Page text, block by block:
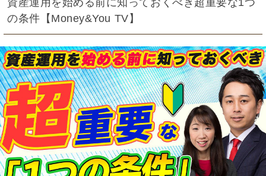
資産運用を始める前に知っておくべき超重要な1つ
の条件【Money&You TV】